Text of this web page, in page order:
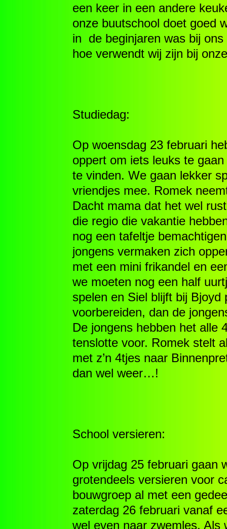
een keer in een andere
onze buutschool doet goed
in de beginjaren was bij
hoe verwendt wij zijn bij
Studiedag:
Op woensdag 23 februari
oppert om iets leuks te
te vinden. We gaan lekker
vriendjes mee. Romek
Dacht mama dat het wel
die regio die vakantie
nog een tafeltje
jongens vermaken zich
met een mini frikandel en
we moeten nog een half
spelen en Siel blijft bij
voorbereiden, dan de
De jongens hebben het alle
tenslotte voor. Romek stelt
met z’n 4tjes naar
dan wel weer…!
School versieren:
Op vrijdag 25 februari gaan
grotendeels versieren voor
bouwgroep al met een
zaterdag 26 februari vanaf
wel even naar zwemles. Als